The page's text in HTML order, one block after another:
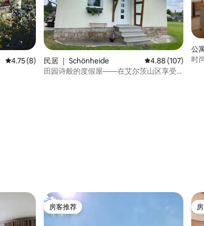
平均评分 4.75 分（满分 5 分），共 8 条评价
4.75 (8)
民居 ｜ Schönheide 平均评分 4.88 分
4.88 (107)
田园诗般的度假屋——在艾尔茨山区享受
公
时
房客推荐
房客推荐